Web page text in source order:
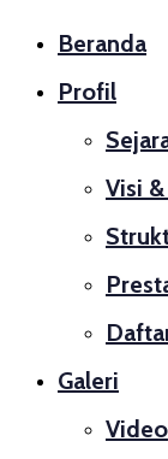
Beranda
Profil
Visi
Galeri
Video